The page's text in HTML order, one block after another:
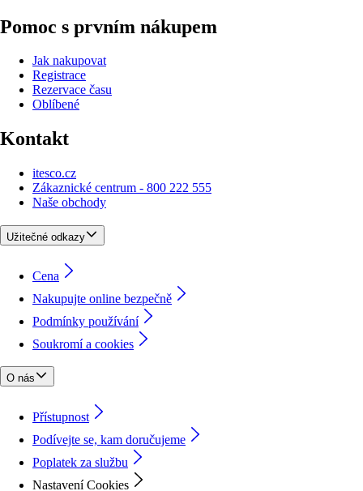
Pomoc s prvním nákupem
Jak nakupovat
Registrace
Rezervace času
Oblíbené
Kontakt
itesco.cz
Zákaznické centrum - 800 222 555
Naše obchody
Užitečné odkazy
Cena
Nakupujte online bezpečně
Podmínky používání
Soukromí a cookies
O nás
Přístupnost
Podívejte se, kam doručujeme
Poplatek za službu
Nastavení Cookies